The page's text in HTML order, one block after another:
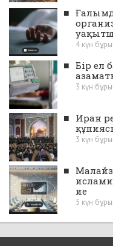
■
4 күн
■ Бір ел
3 күн
■ Иран
3 күн
■
ислами
ие
5 күн